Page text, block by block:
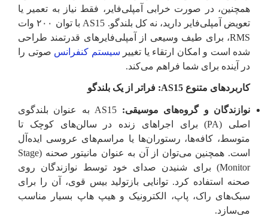
همچنین، در صورت خرابی آمپلی‌فایر، فقط نیاز به تعمیر یا
تعویض آمپلی‌فایر دارید، نه کل بلندگو. AS15 با توان ۲۰۰ وات
RMS، برای طیف وسیعی از آمپلی‌فایرهای قدرتمند طراحی
شده است و امکان ارتقاء یا تغییر سیستم کنفرانس صوتی را
در آینده برای شما فراهم می‌کند.
کاربردهای متنوع AS15: فراتر از یک بلندگو
نوازندگان و گروه‌های موسیقی:
AS15 به عنوان بلندگوی
اصلی (PA) برای اجراهای زنده در سالن‌های کوچک تا
متوسط، کافه‌ها، رستوران‌ها یا مراسم‌های عروسی ایده‌آل
است. همچنین می‌توان از آن به عنوان مانیتور صحنه (Stage
Monitor) برای شنیدن صدای خود توسط نوازندگان روی
صحنه استفاده کرد. توانایی بازتولید بیس قوی، آن را برای
سبک‌های راک، پاپ، الکترونیک و هیپ هاپ بسیار مناسب
می‌سازد.